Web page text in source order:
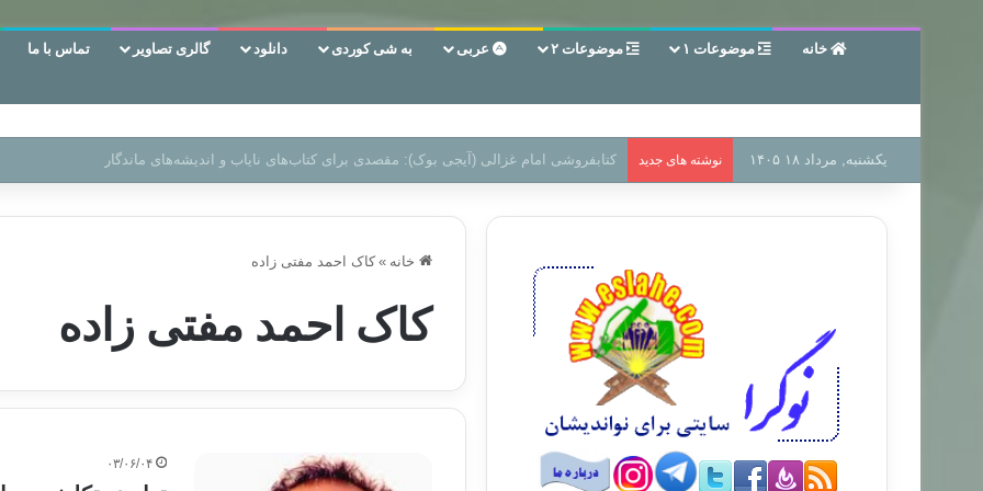
خانه موضوعات ۱ موضوعات ۲ عربی به شی کوردی دانلود گالری تصاویر تماس با ما
یکشنبه, مرداد ۱۸ ۱۴۰۵ نوشته های جدید سر دفتر فساد در زمین‌، دوری وکناره‌گیری از راه خداست‌!
خانه » کاک احمد مفتی زاده
کاک احمد مفتی زاده
۰۳/۰۶/۰۴